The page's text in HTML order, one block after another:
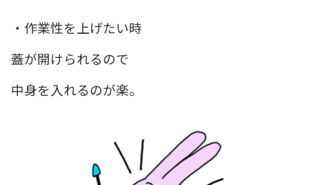
・作業性を上げたい時
蓋が開けられるので
中身を入れるのが楽。